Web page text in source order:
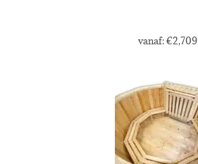
vanaf:€2,709